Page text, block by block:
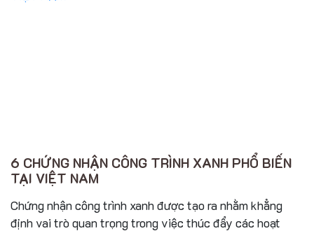
6 CHỨNG NHẬN CÔNG TRÌNH XANH PHỔ BIẾN
TẠI VIỆT NAM
Chứng nhận công trình xanh được tạo ra nhằm khẳng
định vai trò quan trọng trong việc thúc đẩy các hoạt